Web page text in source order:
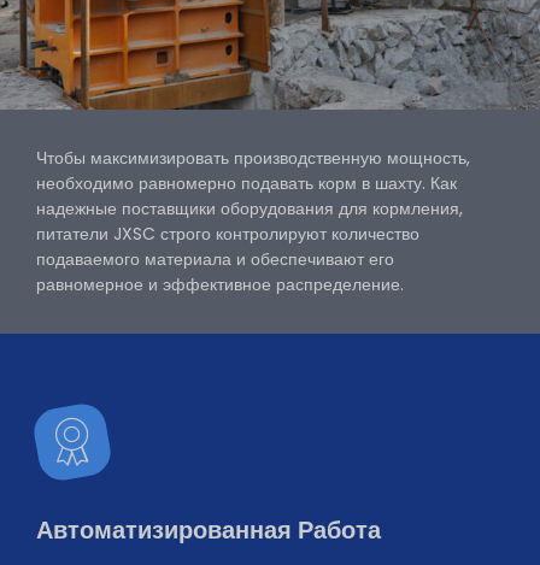
Чтобы максимизировать производственную мощность,
необходимо равномерно подавать корм в шахту. Как
надежные поставщики оборудования для кормления,
питатели JXSC строго контролируют количество
подаваемого материала и обеспечивают его
равномерное и эффективное распределение.
Автоматизированная Работа